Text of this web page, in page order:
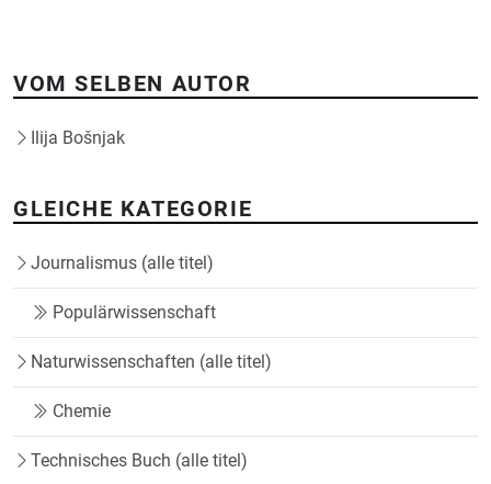
VOM SELBEN AUTOR
Ilija Bošnjak
GLEICHE KATEGORIE
Journalismus (alle titel)
Populärwissenschaft
Naturwissenschaften (alle titel)
Chemie
Technisches Buch (alle titel)